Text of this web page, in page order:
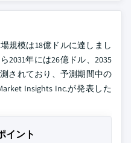
規模は18億ドルに達しまし
2031年には26億ドル、2035
されており、予測期間中の
Insights Inc.が発表した
イント